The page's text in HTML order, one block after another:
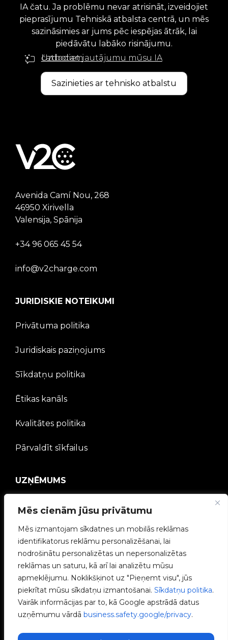
Mēs cienām jūsu privātumu
Mēs izmantojam sīkdatnes un mobilās reklāmas
identifikatorus reklāmu personalizēšanai, lai
nodrošinātu personalizētas un nepersonalizētas
reklāmas un saturu, kā arī lai analizētu mūsu
apmeklējumu. Noklikšķinot uz "Pieņemt visu", jūs
piekrītat mūsu sīkdatņu izmantošanai. Sīkdatņu politika.
Vairāk informācijas par to, kā Google apstrādā datus
uzņēmumu vārdā business.safety.google/privacy.
IA čatu. Ja problēmu nevar atrisināt, izveidojiet
pieprasījumu Tehniskā atbalsta centrā, un mēs
sazināsimies ar jums pēc iespējas ātrāk, lai
piedāvātu labāko risinājumu.
Uzdodiet jautājumu mūsu IA čatbotam
Sazinieties ar tehnisko atbalstu
Avenida Camí Nou, 268
46950 Xirivella
Valensija, Spānija
+34 96 065 45 54
info@v2charge.com
JURIDISKIE NOTEIKUMI
Privātuma politika
Juridiskais paziņojums
Sīkdatņu politika
Ētikas kanāls
Kvalitātes politika
Pārvaldīt sīkfailus
UZŅĒMUMS
V2C kopiena
Strādā ar mums
e-Chargers
V2C Power
V2C Cloud